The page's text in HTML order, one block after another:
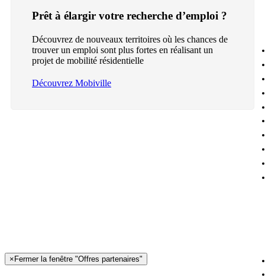
Prêt à élargir votre recherche d’emploi ?
Découvrez de nouveaux territoires où les chances de
trouver un emploi sont plus fortes en réalisant un
projet de mobilité résidentielle
Découvrez Mobiville
× Fermer la fenêtre "Offres partenaires"